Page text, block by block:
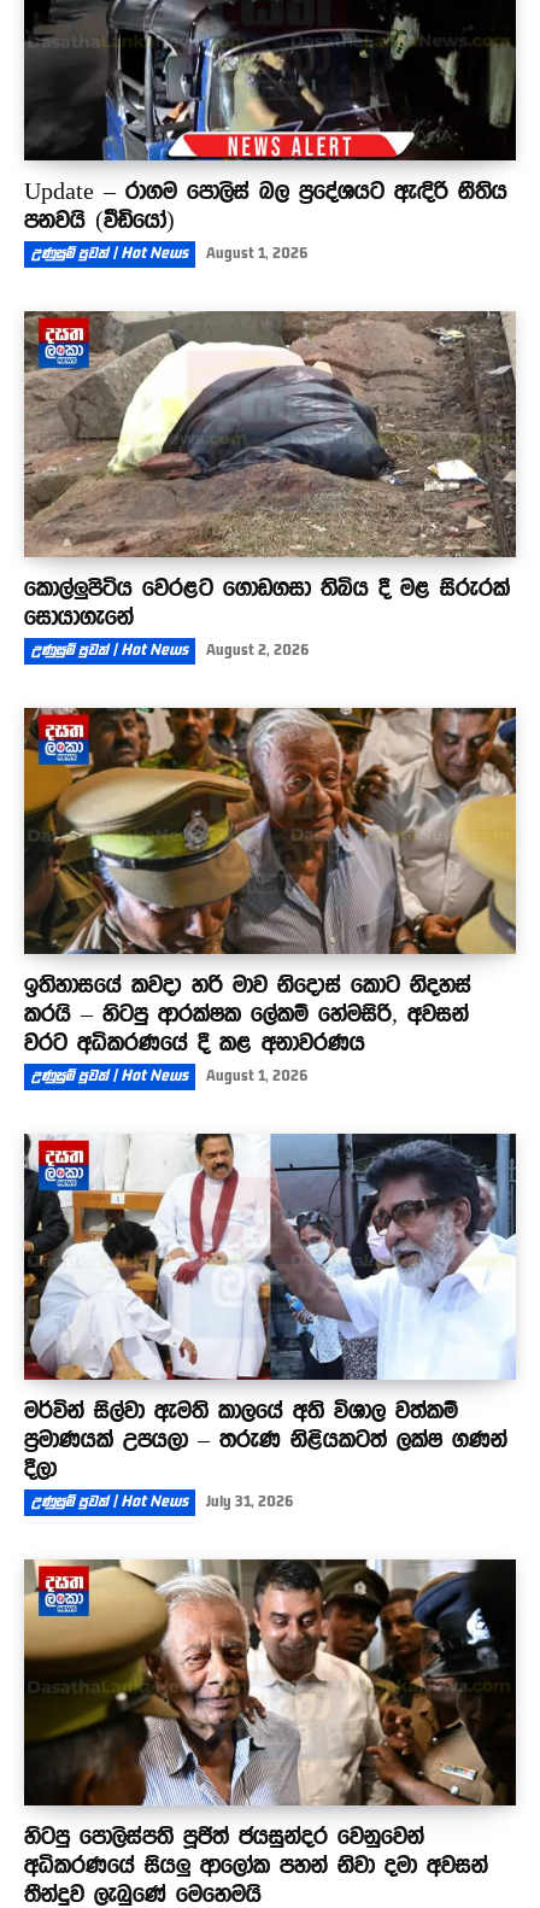
Update – රාගම පොලිස් බල ප්‍රදේශයට ඇඳිරි නීතිය
පනවයි (වීඩියෝ)
උණුසුම් පුවත් | Hot News August 1, 2026
කොල්ලුපිටිය වෙරළට ගොඩගසා තිබිය දී මළ සිරුරක්
සොයාගැනේ
උණුසුම් පුවත් | Hot News August 2, 2026
ඉතිහාසයේ කවදා හරි මාව නිදොස් කොට නිදහස්
කරයි – හිටපු ආරක්ෂක ලේකම් හේමසිරි, අවසන්
වරට අධිකරණයේ දී කළ අනාවරණය
උණුසුම් පුවත් | Hot News August 1, 2026
මර්වින් සිල්වා ඇමති කාලයේ අති විශාල වත්කම්
ප්‍රමාණයක් උපයලා – තරුණ නිළියකටත් ලක්ෂ ගණන්
දීලා
උණුසුම් පුවත් | Hot News July 31, 2026
හිටපු පොලිස්පති පූජිත් ජයසුන්දර වෙනුවෙන්
අධිකරණයේ සියලු ආලෝක පහන් නිවා දමා අවසන්
තීන්දුව ලැබුණේ මෙහෙමයි